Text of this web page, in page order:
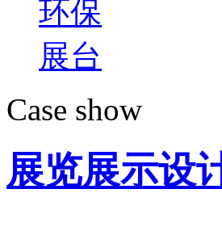
Case show
展览展示设